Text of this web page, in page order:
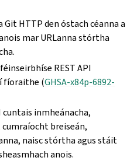
HTTP den óstach céanna a
mar URLanna stórtha
REST API
fíoraithe (GHSA-x84p-6892-
cuntais inmheánacha,
breiseán,
naisc stórtha agus stáit
anois.